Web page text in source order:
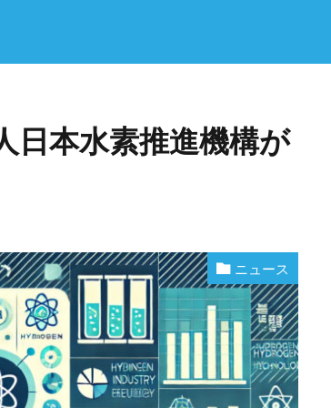
日本水素推進機構が
ニュース